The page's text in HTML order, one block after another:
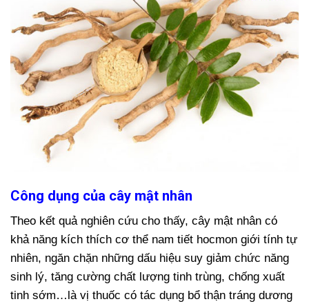
Công dụng của cây mật nhân
Theo kết quả nghiên cứu cho thấy, cây mật nhân có
khả năng kích thích cơ thể nam tiết hocmon giới tính tự
nhiên, ngăn chặn những dấu hiệu suy giảm chức năng
sinh lý, tăng cường chất lượng tinh trùng, chống xuất
tinh sớm…là vị thuốc có tác dụng bổ thận tráng dương